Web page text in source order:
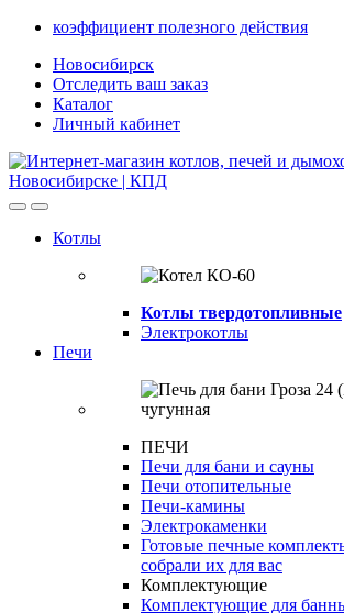
Skip
navigation
Skip
content
коэффициент полезного действия
Новосибирск
Отследить ваш заказ
Каталог
Личный кабинет
OpenClose
Котлы
Котлы твердотопливные
Электрокотлы
Печи
ПЕЧИ
Печи для бани и сауны
Печи отопительные
Печи-камины
Электрокаменки
Готовые печные
собрали их для вас
Комплектующие
Комплектующие для